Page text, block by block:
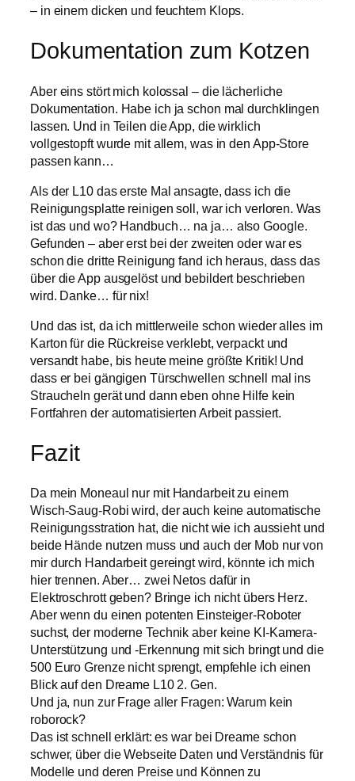
– in einem dicken und feuchtem Klops.
Dokumentation zum Kotzen
Aber eins stört mich kolossal – die lächerliche
Dokumentation. Habe ich ja schon mal durchklingen
lassen. Und in Teilen die App, die wirklich
vollgestopft wurde mit allem, was in den App-Store
passen kann…
Als der L10 das erste Mal ansagte, dass ich die
Reinigungsplatte reinigen soll, war ich verloren. Was
ist das und wo? Handbuch… na ja… also Google.
Gefunden – aber erst bei der zweiten oder war es
schon die dritte Reinigung fand ich heraus, dass das
über die App ausgelöst und bebildert beschrieben
wird. Danke… für nix!
Und das ist, da ich mittlerweile schon wieder alles im
Karton für die Rückreise verklebt, verpackt und
versandt habe, bis heute meine größte Kritik! Und
dass er bei gängigen Türschwellen schnell mal ins
Straucheln gerät und dann eben ohne Hilfe kein
Fortfahren der automatisierten Arbeit passiert.
Fazit
Da mein Moneaul nur mit Handarbeit zu einem
Wisch-Saug-Robi wird, der auch keine automatische
Reinigungsstration hat, die nicht wie ich aussieht und
beide Hände nutzen muss und auch der Mob nur von
mir durch Handarbeit gereingt wird, könnte ich mich
hier trennen. Aber… zwei Netos dafür in
Elektroschrott geben? Bringe ich nicht übers Herz.
Aber wenn du einen potenten Einsteiger-Roboter
suchst, der moderne Technik aber keine KI-Kamera-
Unterstützung und -Erkennung mit sich bringt und die
500 Euro Grenze nicht sprengt, empfehle ich einen
Blick auf den Dreame L10 2. Gen.
Und ja, nun zur Frage aller Fragen: Warum kein
roborock?
Das ist schnell erklärt: es war bei Dreame schon
schwer, über die Webseite Daten und Verständnis für
Modelle und deren Preise und Können zu